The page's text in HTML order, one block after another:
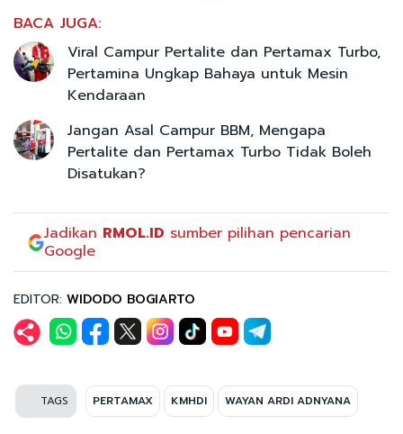
BACA JUGA:
Viral Campur Pertalite dan Pertamax Turbo,
Pertamina Ungkap Bahaya untuk Mesin
Kendaraan
Jangan Asal Campur BBM, Mengapa
Pertalite dan Pertamax Turbo Tidak Boleh
Disatukan?
Jadikan RMOL.ID sumber pilihan pencarian
Google
EDITOR: WIDODO BOGIARTO
TAGS PERTAMAX KMHDI WAYAN ARDI ADNYANA